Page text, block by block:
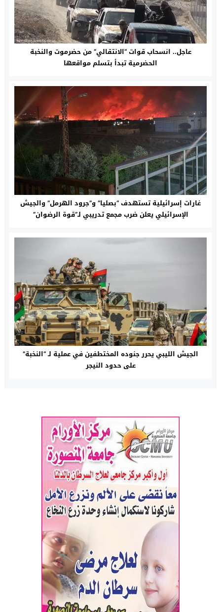
عاجل.. انسحاب قوات “الانتقالي” من حضرموت والنخبة
الحضرمية تبدأ بتسلم مواقعها
غارات إسرائيلية تستهدف “بصليا” و”جرود الهرمل” والجيش
الإسرائيلي يعلن ضرب مجمع تدريبي لـ”قوة الرضوان”
الجيش الليبي يحرر جنوده المختطفين في عملية لـ “النخبة”
على حدود النيجر